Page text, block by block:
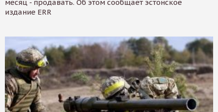
месяц - продавать. Об этом сообщает эстонское
издание ERR